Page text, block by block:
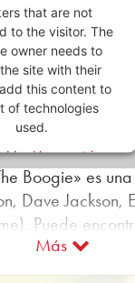
that are not
to the visitor. The
owner needs to
site with their
this content to
of technologies
used.
byUsercentrics
Management
Platform
Boogie» es
Dave Jackson,
Puede
Obrasso
con el artículo
Más